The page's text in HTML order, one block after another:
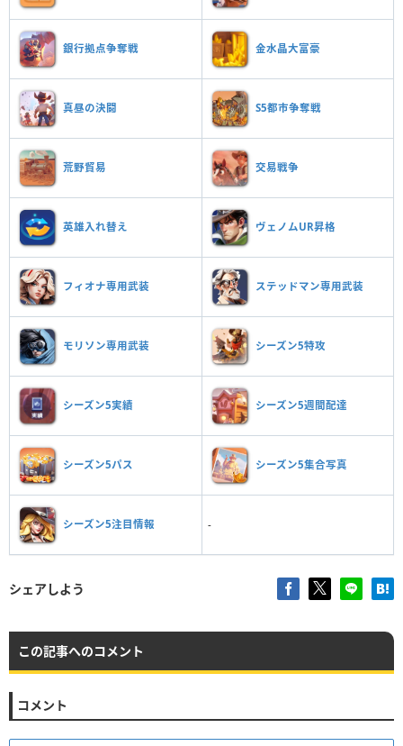
銀行拠点争奪戦 金水晶大富豪
真昼の決闘 S5都市争奪戦
荒野貿易 交易戦争
英雄入れ替え ヴェノムUR昇格
フィオナ専用武装 ステッドマン専用武装
モリソン専用武装 シーズン5特攻
シーズン5実績 シーズン5週間配達
シーズン5パス シーズン5集合写真
シーズン5注目情報 -
シェアしよう
この記事へのコメント
コメント